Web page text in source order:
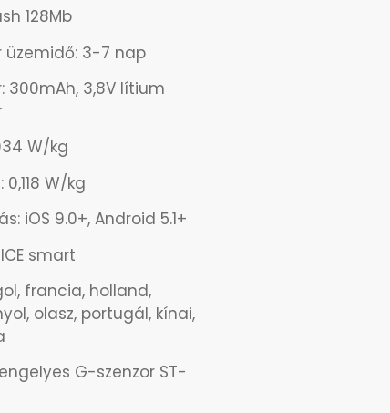
128Mb
üzemidő: 3-7 nap
300mAh, 3,8V lítium
W/kg
W/kg
iOS 9.0+, Android 5.1+
smart
francia, holland,
olasz, portugál, kínai,
G-szenzor ST-